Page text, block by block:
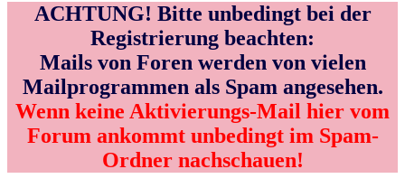
ACHTUNG! Bitte unbedingt bei der
Registrierung beachten:
Mails von Foren werden von vielen
Mailprogrammen als Spam angesehen.
Wenn keine Aktivierungs-Mail hier vom
Forum ankommt unbedingt im Spam-
Ordner nachschauen!